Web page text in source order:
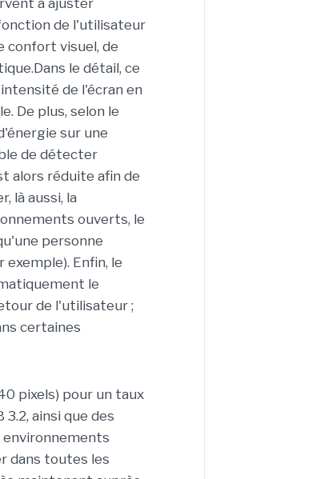
à ajuster
de l'utilisateur
confort visuel, de
le détail, ce
de l'écran en
De plus, selon le
sur une
de détecter
alors réduite afin de
là aussi, la
ouverts, le
personne
Enfin, le
le
de l'utilisateur ;
certaines
pixels) pour un taux
ainsi que des
environnements
dans toutes les